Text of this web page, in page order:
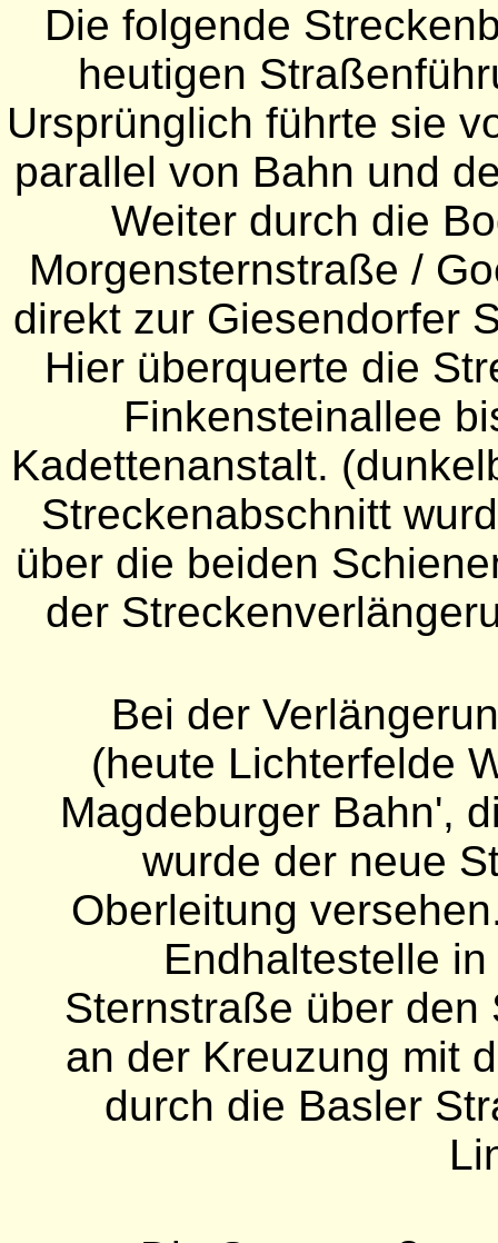
Die folgende
heutigen
Ursprünglich führte sie
parallel von Bahn und
Weiter durch die
Morgensternstraße /
direkt zur Giesendorfer
Hier überquerte die
Finkensteinallee
Kadettenanstalt.
Streckenabschnitt
über die beiden
der
Bei der
(heute Lichterfelde
Magdeburger Bahn',
wurde der neue
Oberleitung
Endhaltestelle
Sternstraße über
an der Kreuzung mit
durch die Basler